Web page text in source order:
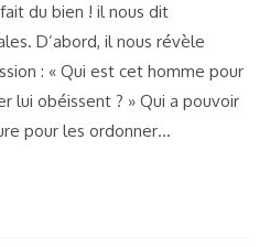
du bien ! il nous dit
D’abord, il nous révèle
: « Qui est cet homme pour
lui obéissent ? » Qui a pouvoir
pour les ordonner…